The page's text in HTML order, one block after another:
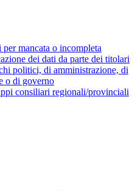
per mancata o incompleta
dei dati da parte dei titolari
politici, di amministrazione, di
o di governo
consiliari regionali/provinciali